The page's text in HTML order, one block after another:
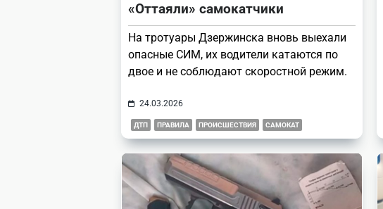
«Оттаяли» самокатчики
На тротуары Дзержинска вновь выехали
опасные СИМ, их водители катаются по
двое и не соблюдают скоростной режим.
24.03.2026
ДТП ПРАВИЛА ПРОИСШЕСТВИЯ САМОКАТ